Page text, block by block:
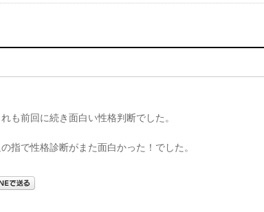
も前回に続き面白い性格判断でした。
指で性格診断がまた面白かった！でした。